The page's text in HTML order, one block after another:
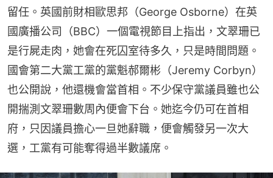
留任。英國前財相歐思邦（George Osborne）在英
國廣播公司（BBC）一個電視節目上指出，文翠珊已
是行屍走肉，她會在死囚室待多久，只是時間問題。
國會第二大黨工黨的黨魁郝爾彬（Jeremy Corbyn）
也公開說，他還機會當首相。不少保守黨議員雖也公
開揣測文翠珊數周內便會下台。她迄今仍可在首相
府，只因議員擔心一旦她辭職，便會觸發另一次大
選，工黨有可能奪得過半數議席。